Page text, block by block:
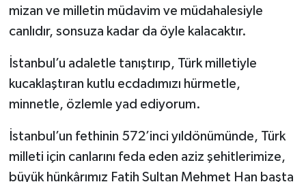
mizan ve milletin müdavim ve müdahalesiyle
canlıdır, sonsuza kadar da öyle kalacaktır.
İstanbul’u adaletle tanıştırıp, Türk milletiyle
kucaklaştıran kutlu ecdadımızı hürmetle,
minnetle, özlemle yad ediyorum.
İstanbul’un fethinin 572’inci yıldönümünde, Türk
milleti için canlarını feda eden aziz şehitlerimize,
büyük hünkârımız Fatih Sultan Mehmet Han başta